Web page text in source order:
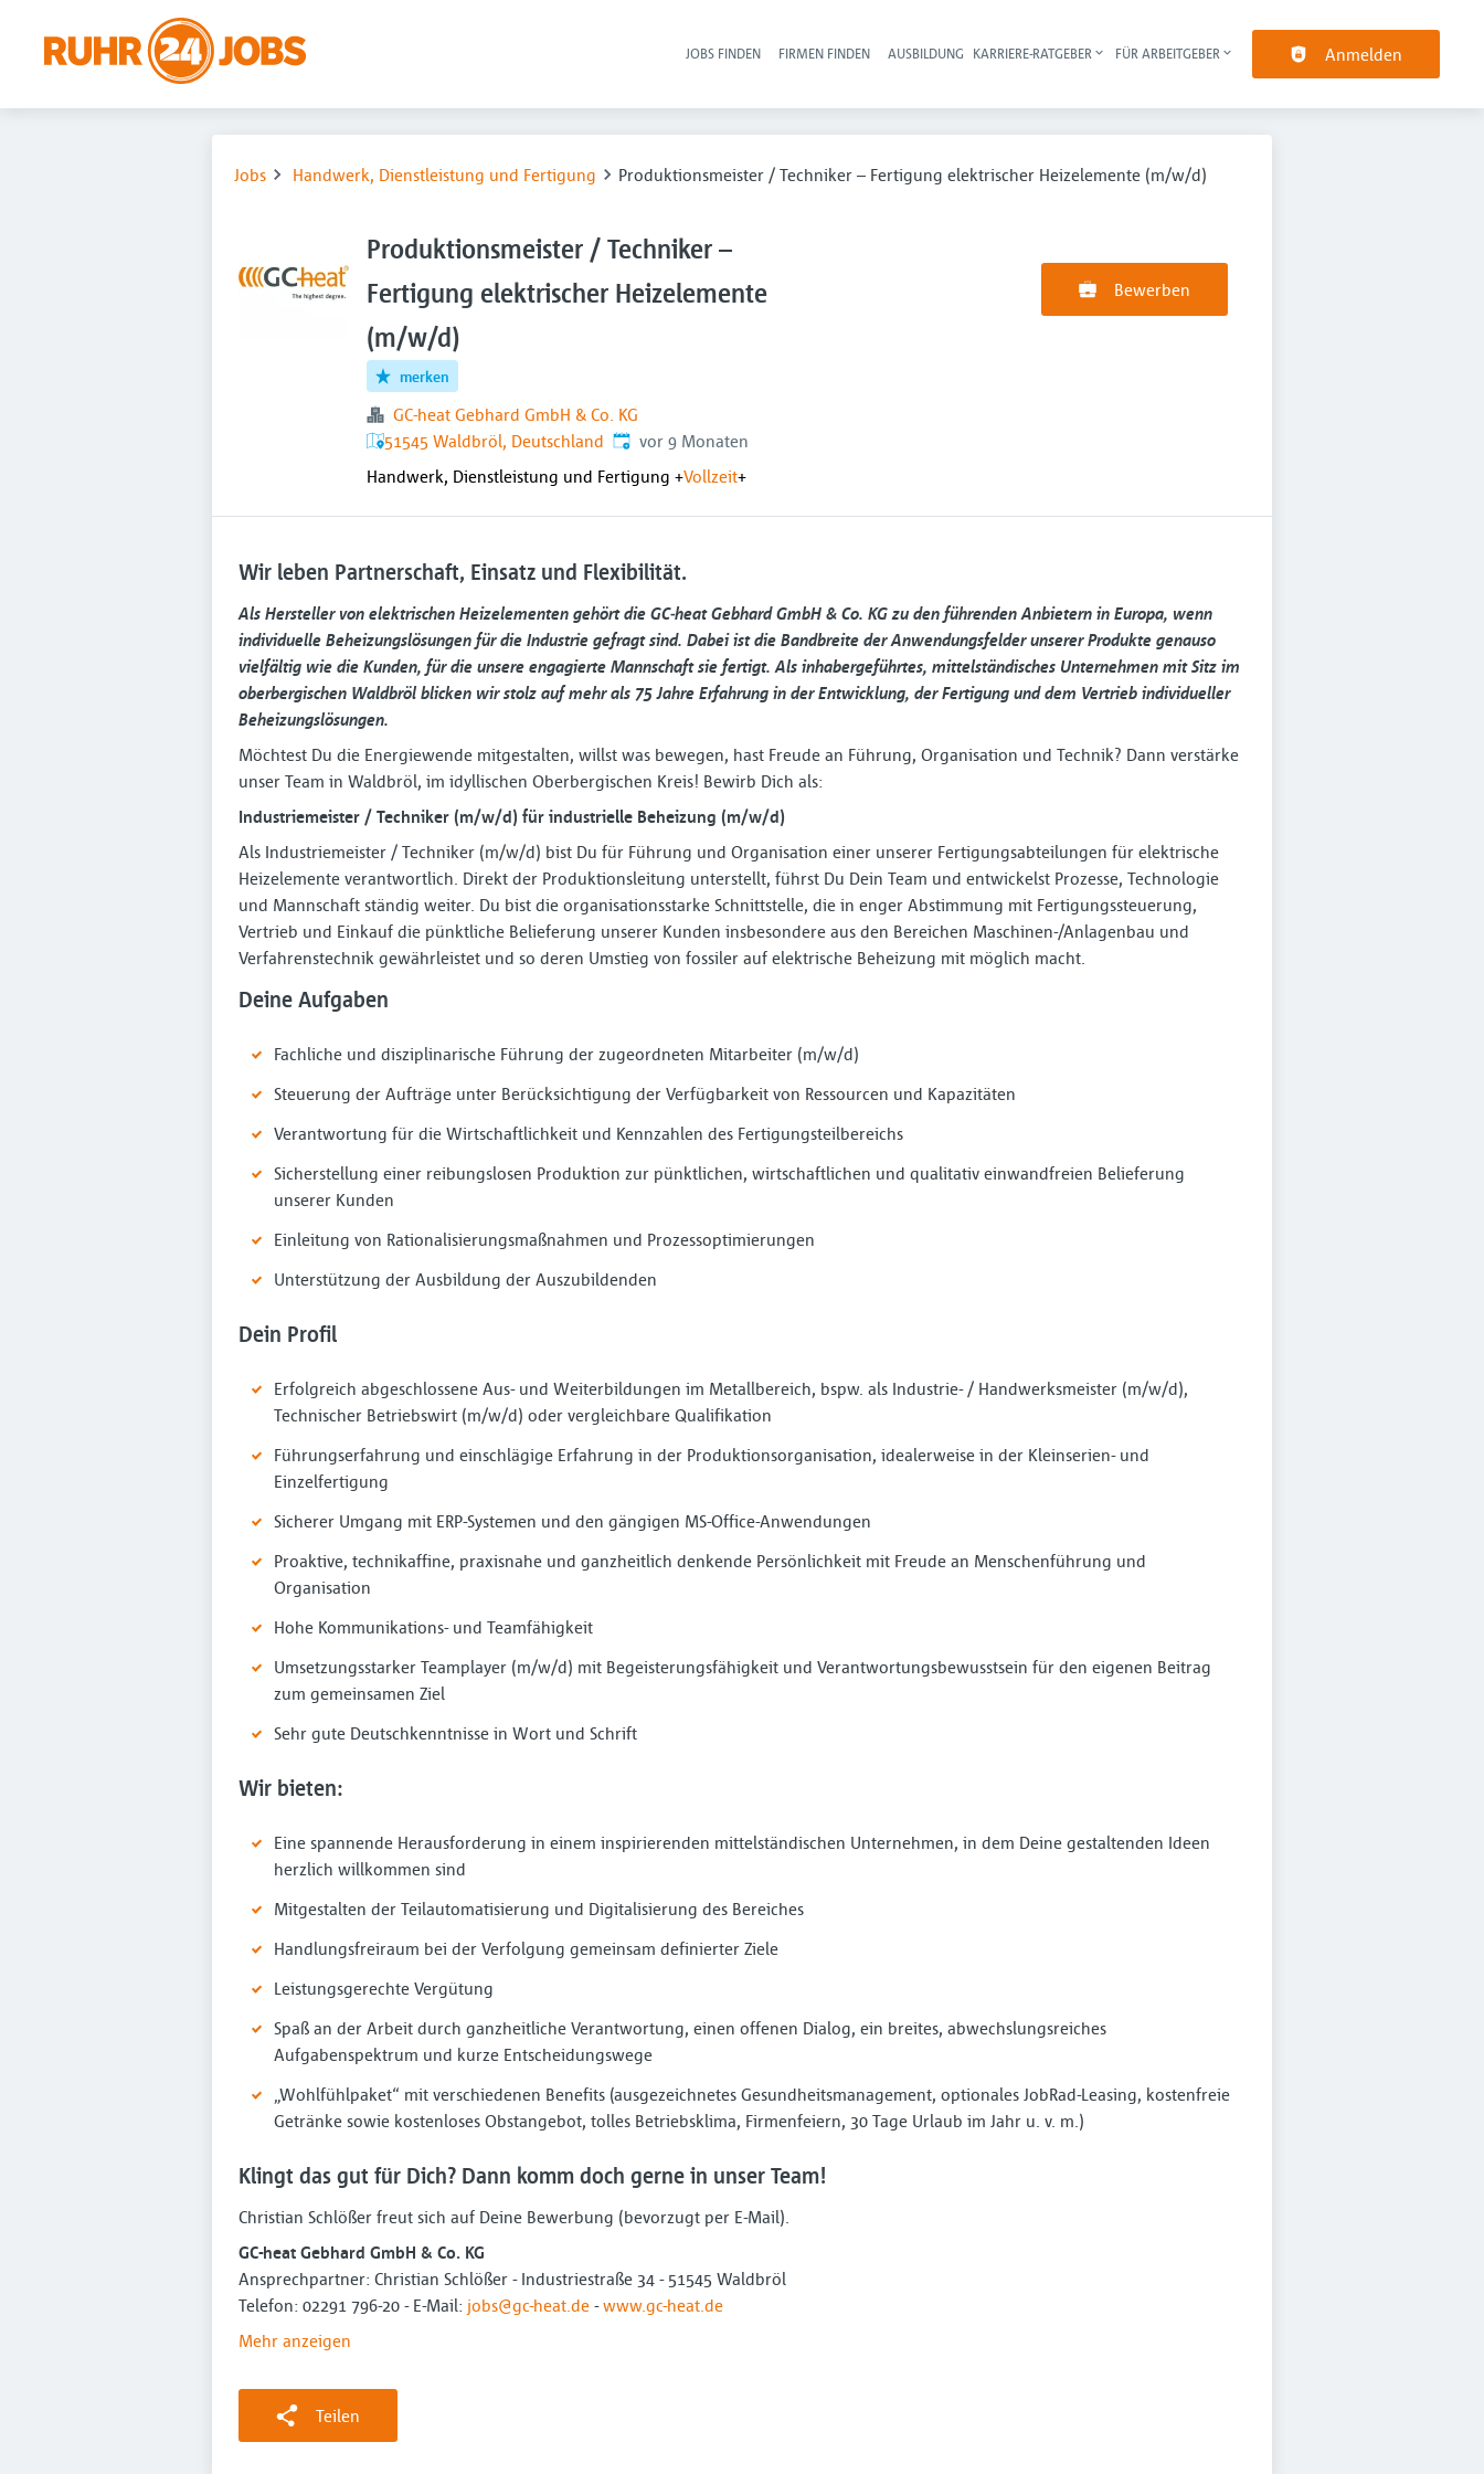
Haupt-Navigation
JOBS FINDEN FIRMEN FINDEN AUSBILDUNG KARRIERE-RATGEBER FÜR ARBEITGEBER Anmelden
Jobs Handwerk, Dienstleistung und Fertigung Produktionsmeister / Techniker – Fertigung elektrischer Heizelemente (m/w/d)
Produktionsmeister / Techniker –
Fertigung elektrischer Heizelemente
(m/w/d)
merken
GC-heat Gebhard GmbH & Co. KG
51545 Waldbröl, Deutschland Veröffentlicht:
vor 9 Monaten
Handwerk, Dienstleistung und Fertigung +Vollzeit+
Bewerben
Wir leben Partnerschaft, Einsatz und Flexibilität.
Als Hersteller von elektrischen Heizelementen gehört die GC‑heat Gebhard GmbH & Co. KG zu den führenden Anbietern in Europa, wenn
individuelle Beheizungslösungen für die Industrie gefragt sind. Dabei ist die Bandbreite der Anwendungsfelder unserer Produkte genauso
vielfältig wie die Kunden, für die unsere engagierte Mannschaft sie fertigt. Als inhabergeführtes, mittelständisches Unternehmen mit Sitz im
oberbergischen Waldbröl blicken wir stolz auf mehr als 75 Jahre Erfahrung in der Entwicklung, der Fertigung und dem Vertrieb individueller
Beheizungslösungen.
Möchtest Du die Energiewende mitgestalten, willst was bewegen, hast Freude an Führung, Organisation und Technik? Dann verstärke
unser Team in Waldbröl, im idyllischen Oberbergischen Kreis! Bewirb Dich als:
Industriemeister / Techniker (m/w/d) für industrielle Beheizung (m/w/d)
Als Industriemeister / Techniker (m/w/d) bist Du für Führung und Organisation einer unserer Fertigungsabteilungen für elektrische
Heizelemente verantwortlich. Direkt der Produktionsleitung unterstellt, führst Du Dein Team und entwickelst Prozesse, Technologie
und Mannschaft ständig weiter. Du bist die organisationsstarke Schnittstelle, die in enger Abstimmung mit Fertigungssteuerung,
Vertrieb und Einkauf die pünktliche Belieferung unserer Kunden insbesondere aus den Bereichen Maschinen-/Anlagenbau und
Verfahrenstechnik gewährleistet und so deren Umstieg von fossiler auf elektrische Beheizung mit möglich macht.
Deine Aufgaben
Fachliche und disziplinarische Führung der zugeordneten Mitarbeiter (m/w/d)
Steuerung der Aufträge unter Berücksichtigung der Verfügbarkeit von Ressourcen und Kapazitäten
Verantwortung für die Wirtschaftlichkeit und Kennzahlen des Fertigungsteilbereichs
Sicherstellung einer reibungslosen Produktion zur pünktlichen, wirtschaftlichen und qualitativ einwandfreien Belieferung
unserer Kunden
Einleitung von Rationalisierungs­maßnahmen und Prozessoptimie­rungen
Unterstützung der Ausbildung der Auszubildenden
Dein Profil
Erfolgreich abgeschlossene Aus- und Weiterbildungen im Metallbereich, bspw. als Industrie- / Handwerks­meister (m/w/d),
Technischer Betriebswirt (m/w/d) oder vergleichbare Qualifikation
Führungserfahrung und einschlägige Erfahrung in der Produktionsorganisation, idealerweise in der Kleinserien- und
Einzelfertigung
Sicherer Umgang mit ERP-Systemen und den gängigen MS-Office-Anwendungen
Proaktive, technikaffine, praxisnahe und ganzheitlich denkende Persön­lichkeit mit Freude an Menschen­führung und
Organisation
Hohe Kommunikations- und Teamfähigkeit
Umsetzungsstarker Teamplayer (m/w/d) mit Begeisterungsfähigkeit und Verantwortungsbewusstsein für den eigenen Beitrag
zum gemeinsamen Ziel
Sehr gute Deutschkenntnisse in Wort und Schrift
Wir bieten:
Eine spannende Herausforderung in einem inspirierenden mittelständischen Unternehmen, in dem Deine gestaltenden Ideen
herzlich willkommen sind
Mitgestalten der Teilautomatisierung und Digitalisierung des Bereiches
Handlungsfreiraum bei der Verfolgung gemeinsam definierter Ziele
Leistungsgerechte Vergütung
Spaß an der Arbeit durch ganzheitliche Verantwortung, einen offenen Dialog, ein breites, abwechslungsreiches
Aufgabenspektrum und kurze Entscheidungswege
„Wohlfühlpaket“ mit verschiedenen Benefits (ausgezeichnetes Gesundheitsmanagement, optionales JobRad-Leasing, kostenfreie
Getränke sowie kostenloses Obstangebot, tolles Betriebsklima, Firmenfeiern, 30 Tage Urlaub im Jahr u. v. m.)
Klingt das gut für Dich? Dann komm doch gerne in unser Team!
Christian Schlößer freut sich auf Deine Bewerbung (bevorzugt per E-Mail).
GC-heat Gebhard GmbH & Co. KG
Ansprechpartner: Christian Schlößer - Industriestraße 34 - 51545 Waldbröl
Telefon: 02291 796-20 - E-Mail: jobs@gc-heat.de -www.gc-heat.de
Mehr anzeigen
Teilen